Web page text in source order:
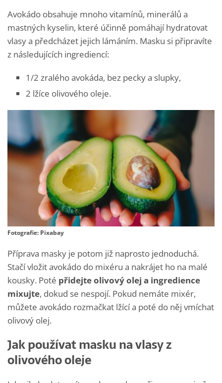
Avokádo obsahuje mnoho vitamínů, minerálů a
mastných kyselin, které účinně pomáhají hydratovat
vlasy a předcházet jejich lámáním. Masku si připravíte
z následujících ingrediencí:
1/2 zralého avokáda, bez pecky a slupky,
2 lžíce olivového oleje.
Fotografie: Pixabay
Příprava masky je potom již naprosto jednoduchá.
Stačí vložit avokádo do mixéru a nakrájet ho na malé
kousky. Poté přidejte olivový olej a ingredience
mixujte, dokud se nespojí. Pokud nemáte mixér,
můžete avokádo rozmačkat lžící a poté do něj vmíchat
olivový olej.
Jak používat masku na vlasy z
olivového oleje